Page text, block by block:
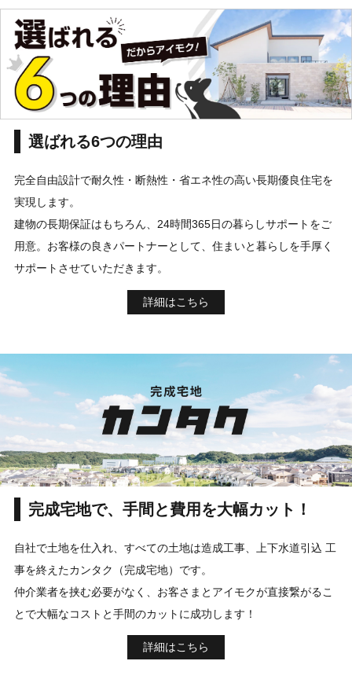
選ばれる6つの理由
完全自由設計で耐久性・断熱性・省エネ性の高い長期優良住宅を
実現します。
建物の長期保証はもちろん、24時間365日の暮らしサポートをご
用意。お客様の良きパートナーとして、住まいと暮らしを手厚く
サポートさせていただきます。
詳細はこちら
完成宅地で、手間と費用を大幅カット！
自社で土地を仕入れ、すべての土地は造成工事、上下水道引込 工
事を終えたカンタク（完成宅地）です。
仲介業者を挟む必要がなく、お客さまとアイモクが直接繋がるこ
とで大幅なコストと手間のカットに成功します！
詳細はこちら